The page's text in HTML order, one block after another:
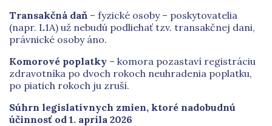
Transakčná daň – fyzické osoby – poskytovatelia
(napr. L1A) už nebudú podliehať tzv. transakčnej dani,
právnické osoby áno.
Komorové poplatky – komora pozastaví registráciu
zdravotníka po dvoch rokoch neuhradenia poplatku,
po piatich rokoch ju zruší.
Súhrn legislatívnych zmien, ktoré nadobudnú
účinnosť od 1. apríla 2026